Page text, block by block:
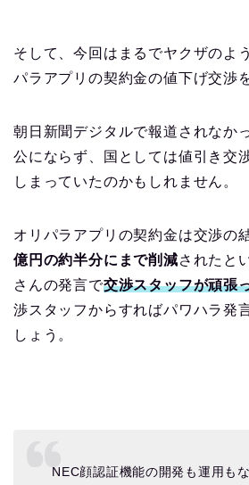
そして、今回はまるでヤクザのよ
パラアプリの契約金の値下げ交渉
朝日新聞デジタルで報道されなか
公にならず、国としては値引き交
しまっていたのかもしれません。
オリパラアプリの契約金は交渉の
億円の約半分にまで削減されたと
さんの発言で交渉スタッフが頑張
渉スタッフからすればパワハラ発
しょう。
NEC顔認証機能の開発も運用も